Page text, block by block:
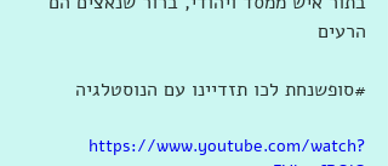
הרעים
‫#‏סופשנחת‬ לכו תזדיינו עם הנוסטלגיה
https://www.youtube.com/watch?